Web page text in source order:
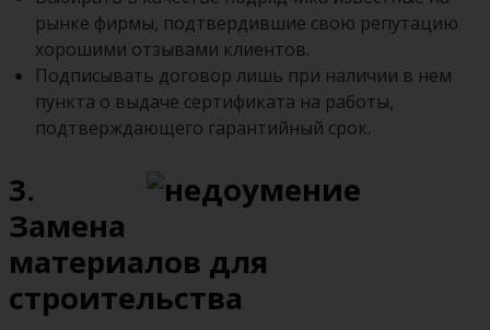
рынке фирмы, подтвердившие свою репутацию
хорошими отзывами клиентов.
Подписывать договор лишь при наличии в нем
пункта о выдаче сертификата на работы,
подтверждающего гарантийный срок.
3.
Замена
материалов для
строительства